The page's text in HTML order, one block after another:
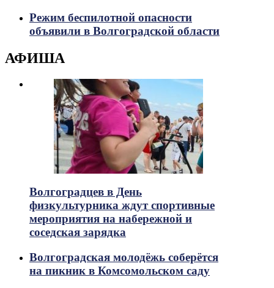
Режим беспилотной опасности
объявили в Волгоградской области
АФИША
Волгоградцев в День
физкультурника ждут спортивные
мероприятия на набережной и
соседская зарядка
Волгоградская молодёжь соберётся
на пикник в Комсомольском саду